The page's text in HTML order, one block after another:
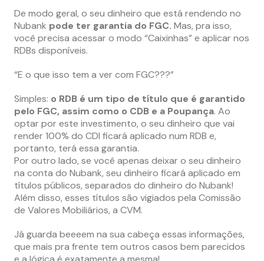
De modo geral, o seu dinheiro que está rendendo no
Nubank pode ter garantia do FGC. Mas, pra isso,
você precisa acessar o modo “Caixinhas” e aplicar nos
RDBs disponíveis.
“E o que isso tem a ver com FGC???”
Simples: o RDB é um tipo de título que é garantido
pelo FGC, assim como o CDB e a Poupança. Ao
optar por este investimento, o seu dinheiro que vai
render 100% do CDI ficará aplicado num RDB e,
portanto, terá essa garantia.
Por outro lado, se você apenas deixar o seu dinheiro
na conta do Nubank, seu dinheiro ficará aplicado em
títulos públicos, separados do dinheiro do Nubank!
Além disso, esses títulos são vigiados pela Comissão
de Valores Mobiliários, a CVM.
Já guarda beeeem na sua cabeça essas informações,
que mais pra frente tem outros casos bem parecidos